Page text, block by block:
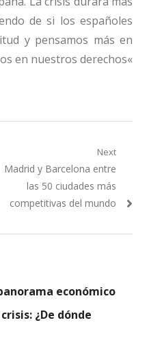
de si los españoles
y pensamos más en
en nuestros derechos«
Next
Next
Madrid y Barcelona entre
las 50 ciudades más
competitivas del mundo
económico
¿De dónde